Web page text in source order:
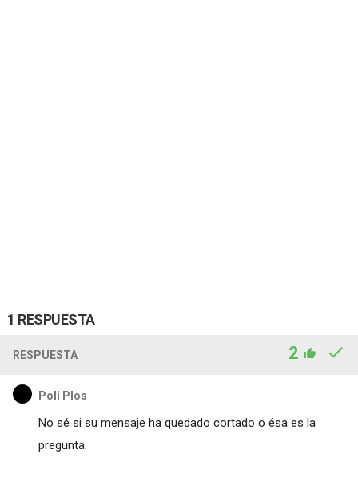
1 RESPUESTA
RESPUESTA 2
Poli Plos
No sé si su mensaje ha quedado cortado o ésa es la
pregunta.